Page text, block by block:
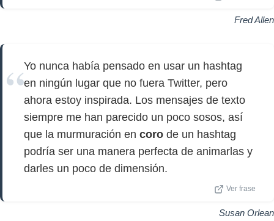
Fred Allen
Yo nunca había pensado en usar un hashtag
en ningún lugar que no fuera Twitter, pero
ahora estoy inspirada. Los mensajes de texto
siempre me han parecido un poco sosos, así
que la murmuración en coro de un hashtag
podría ser una manera perfecta de animarlas y
darles un poco de dimensión.
Ver frase
Susan Orlean